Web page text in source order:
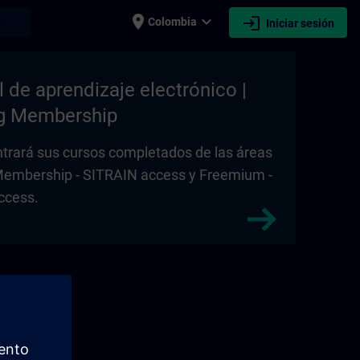
place Colombia expand_more login Iniciar sesión
de aprendizaje electrónico |
Membership
sus cursos completados de las áreas
- SITRAIN access y Freemium -